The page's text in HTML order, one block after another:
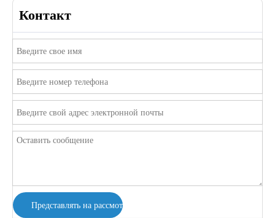
Контакт
Представлять на рассмотрение